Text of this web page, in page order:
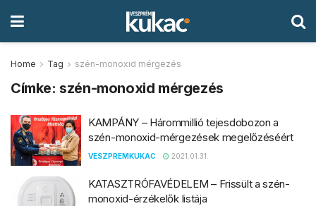
Home Tag szén-monoxid mérgezés
Címke: szén-monoxid mérgezés
KAMPÁNY – Hárommillió tejesdobozon a
szén-monoxid-mérgezések megelőzéséért
VESZPREMKUKAC 2021.01.31.
KATASZTRÓFAVÉDELEM – Frissült a szén-
monoxid-érzékelők listája